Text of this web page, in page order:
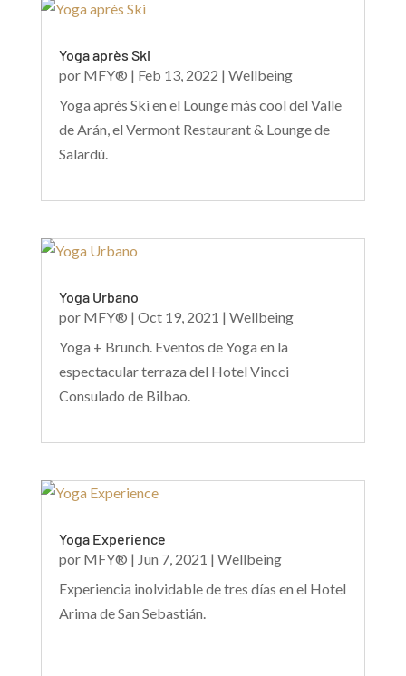
Yoga après Ski
por MFY® | Feb 13, 2022 | Wellbeing
Yoga aprés Ski en el Lounge más cool del Valle
de Arán, el Vermont Restaurant & Lounge de
Salardú.
Yoga Urbano
por MFY® | Oct 19, 2021 | Wellbeing
Yoga + Brunch. Eventos de Yoga en la
espectacular terraza del Hotel Vincci
Consulado de Bilbao.
Yoga Experience
por MFY® | Jun 7, 2021 | Wellbeing
Experiencia inolvidable de tres días en el Hotel
Arima de San Sebastián.